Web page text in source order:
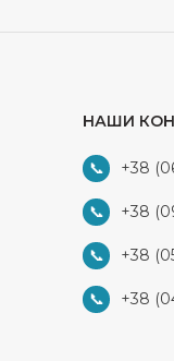
НАШИ
+38
+38
+38
+38